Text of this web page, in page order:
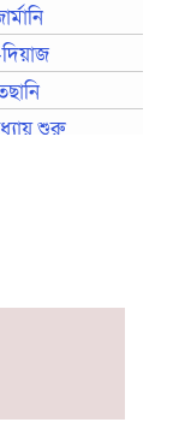
শুরু
হামজা